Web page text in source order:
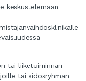
keskustelemaan
tai liiketoiminnan
tai sidosryhmän